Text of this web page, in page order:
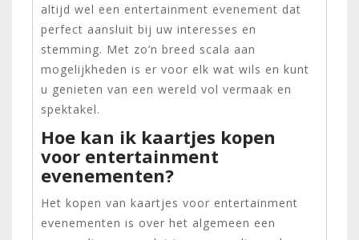
altijd wel een entertainment evenement dat
perfect aansluit bij uw interesses en
stemming. Met zo’n breed scala aan
mogelijkheden is er voor elk wat wils en kunt
u genieten van een wereld vol vermaak en
spektakel.
Hoe kan ik kaartjes kopen
voor entertainment
evenementen?
Het kopen van kaartjes voor entertainment
evenementen is over het algemeen een